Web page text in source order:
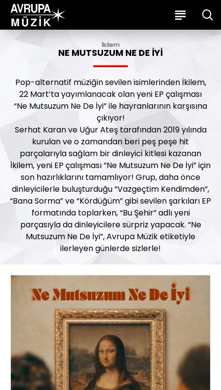
İkilem
NE MUTSUZUM NE DE İYI
Pop-alternatif müziğin sevilen isimlerinden İkilem,
22 Mart’ta yayımlanacak olan yeni EP çalışması
“Ne Mutsuzum Ne De İyi” ile hayranlarının karşısına
çıkıyor!
Serhat Karan ve Uğur Ateş tarafından 2019 yılında
kurulan ve o zamandan beri peş peşe hit
parçalarıyla sağlam bir dinleyici kitlesi kazanan
İkilem, yeni EP çalışması “Ne Mutsuzum Ne De İyi” için
son hazırlıklarını tamamlıyor! Grup, daha önce
dinleyicilerle buluşturduğu “Vazgeçtim Kendimden”,
“Bana Sorma” ve “Kördüğüm” gibi sevilen şarkıları EP
formatında toplarken, “Bu Şehir” adlı yeni
parçasıyla da dinleyicilere sürpriz yapacak. “Ne
Mutsuzum Ne De İyi”, Avrupa Müzik etiketiyle
ilerleyen günlerde sizlerle!